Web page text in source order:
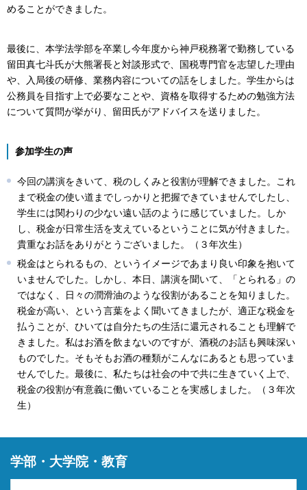
めることができました。
最後に、本学法学部を卒業し今年度から神戸税務署で勤務している
留田真七斗氏が大熊署長と対談形式で、国税専門官を志望した理由
や、入局後の研修、業務内容についての話をしました。学生からは
公務員を目指す上で必要なことや、資格を取得するための勉強方法
について質問が挙がり、留田氏がアドバイスを送りました。
参加学生の声
今回の講演をきいて、税のしくみと役割が理解できました。これ
まで税金の使い道までしっかりと把握できていませんでしたし、
学生には関わりの少ない遠い話のように感じていました。しか
し、税金が日常生活を支えているということに気が付きました。
貴重なお話をありがとうございました。（３年次生）
税金はとられるもの、というイメージであまり良い印象を抱いて
いませんでした。しかし、本日、講演を聞いて、「とられる」の
ではなく、日々の潤滑油のような役割があることを知りました。
税金が高い、という言葉をよく聞いてきましたが、適正な税金を
払うことが、ひいては自分たちの生活に還元されることも理解で
きました。私はお酒を飲まないのですが、酒税のお話も興味深い
ものでした。そもそもお酒の種類がこんなにあるとも思っていま
せんでした。最後に、私たちは社会の中で共に生きていく上で、
税金の役割が有意義に働いていることを実感しました。（３年次
生）
学部・大学院・教育